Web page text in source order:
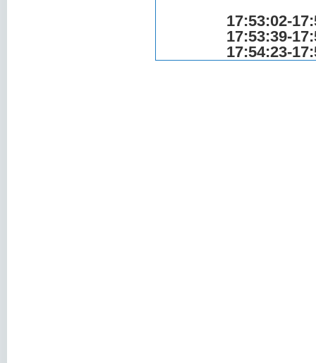
17:53:02-
17:53:39-
17:54:23-